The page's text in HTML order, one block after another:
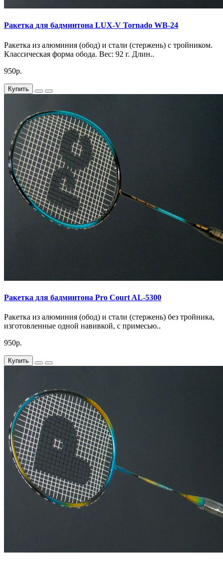
Ракетка для бадминтона LUX-V Tornado WB-24
Ракетка из алюминия (обод) и стали (стержень) с тройником.
Классическая форма обода. Вес: 92 г. Длин..
950р.
Купить
Ракетка для бадминтона Pro Court AL-5300
Ракетка из алюминия (обод) и стали (стержень) без тройника,
изготовленные одной навивкой, с примесью..
950р.
Купить